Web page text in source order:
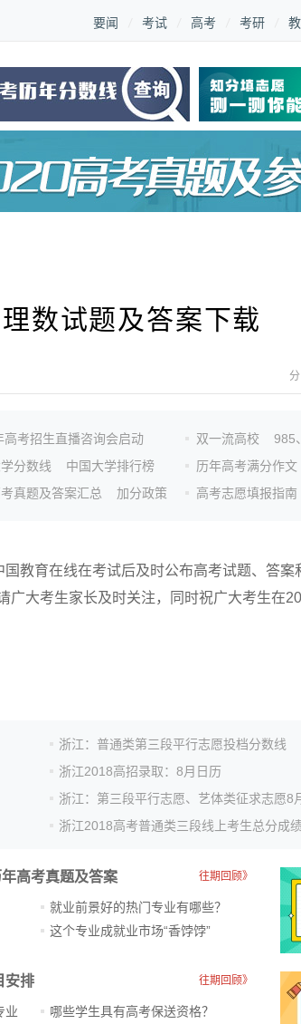
要闻 考试 高考 考研
数试题及答案下载
高考招生直播咨询会启动
分数线
中国大学排行榜
真题及答案汇总
加分政策
双一流高校 985、
历年高考满分作文
高考志愿填报指南
教育在线在考试后及时公布高考试题、答案
广大考生家长及时关注，同时祝广大考生在
浙江：普通类第三段平行志愿投档分数线
浙江2018高招录取：8月日历
浙江：第三段平行志愿、艺体类征求志愿
浙江2018高考普通类三段线上考生总分成
年高考真题及答案 往期回顾》
就业前景好的热门专业有哪些？
这个专业成就业市场“香饽饽”​
安排 往期回顾》
业
哪些学生具有高考保送资格？